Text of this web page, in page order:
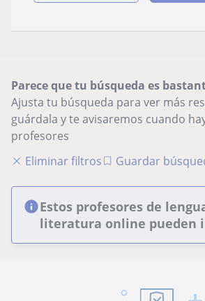
Parece que tu búsqueda es
Ajusta tu búsqueda para ver más
guárdala y te avisaremos cuando
profesores
Eliminar filtros
Guardar
Estos profesores de
literatura online pueden